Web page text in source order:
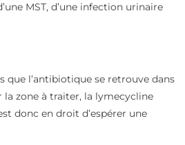
MST, d’une infection urinaire
que l’antibiotique se retrouve dans
la zone à traiter, la lymecycline
donc en droit d’espérer une